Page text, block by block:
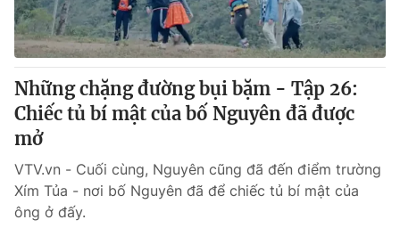
Những chặng đường bụi bặm - Tập 26:
Chiếc tủ bí mật của bố Nguyên đã được
mở
VTV.vn - Cuối cùng, Nguyên cũng đã đến điểm trường
Xím Tủa - nơi bố Nguyên đã để chiếc tủ bí mật của
ông ở đấy.